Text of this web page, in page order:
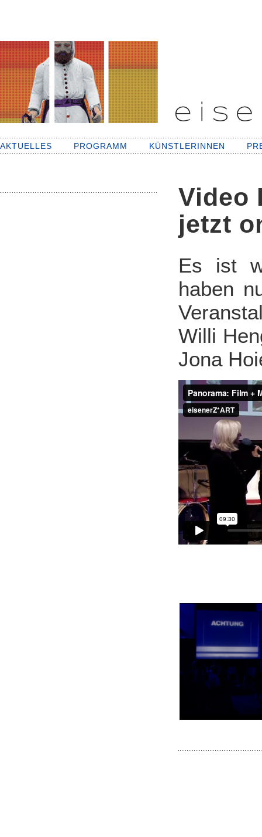
AKTUELLES PROGRAMM KÜNSTLERINNEN
Video
jetzt
Es ist
haben
Willi
Jona